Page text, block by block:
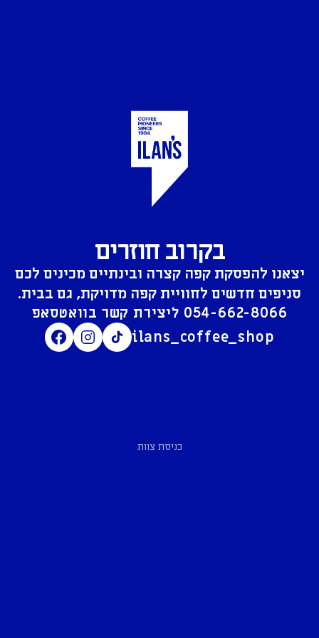
בקרוב חוזרים
יצאנו להפסקת קפה קצרה ובינתיים מכינים לכם
סניפים חדשים לחוויית קפה מדויקת, גם בבית.
054-662-8066
ilans_coffee_shop
כניסת צוות